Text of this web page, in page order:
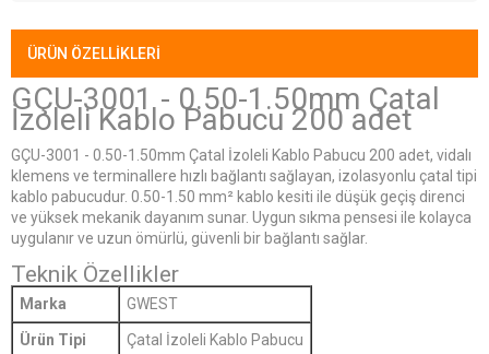
ÜRÜN ÖZELLIKLERI
GÇU-3001 - 0.50-1.50mm Çatal
İzoleli Kablo Pabucu 200 adet
GÇU-3001 - 0.50-1.50mm Çatal İzoleli Kablo Pabucu 200 adet, vidalı
klemens ve terminallere hızlı bağlantı sağlayan, izolasyonlu çatal tipi
kablo pabucudur. 0.50-1.50 mm² kablo kesiti ile düşük geçiş direnci
ve yüksek mekanik dayanım sunar. Uygun sıkma pensesi ile kolayca
uygulanır ve uzun ömürlü, güvenli bir bağlantı sağlar.
Teknik Özellikler
Marka GWEST
Ürün Tipi Çatal İzoleli Kablo Pabucu